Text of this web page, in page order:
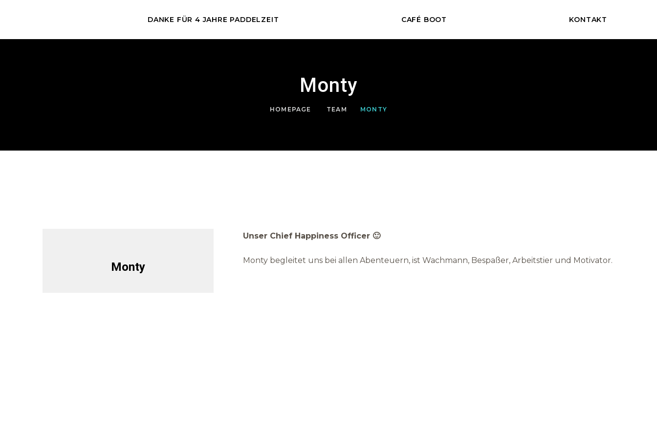
DANKE FÜR 4 JAHRE PADDELZEIT CAFÉ BOOT KONTAKT
Monty
HOMEPAGE TEAM MONTY
Monty
Unser Chief Happiness Officer 🙂
Monty begleitet uns bei allen Abenteuern, ist Wachmann, Bespaßer, Arbeitstier und Motivator.